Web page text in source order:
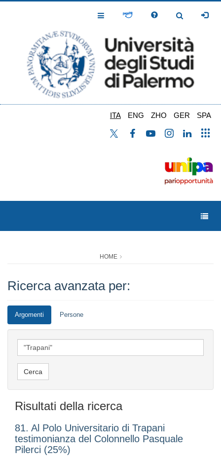
Toggle
Toggle
ITA ENG ZHO GER SPA
HOME
Ricerca avanzata per:
Argomenti Persone
Risultati della ricerca
81. Al Polo Universitario di Trapani
testimonianza del Colonnello Pasquale
Pilerci (25%)